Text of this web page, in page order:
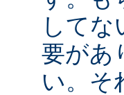
して
要があ
い。そ